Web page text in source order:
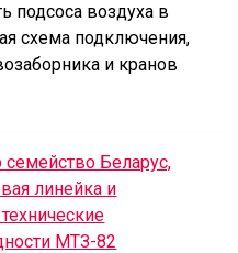
подсоса воздуха в
схема подключения,
и кранов
семейство Беларус,
линейка и
МТЗ-82